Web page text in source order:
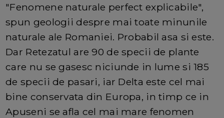
"Fenomene naturale perfect explicabile",
spun geologii despre mai toate minunile
naturale ale Romaniei. Probabil asa si este.
Dar Retezatul are 90 de specii de plante
care nu se gasesc niciunde in lume si 185
de specii de pasari, iar Delta este cel mai
bine conservata din Europa, in timp ce in
Apuseni se afla cel mai mare fenomen